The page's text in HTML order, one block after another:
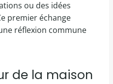
ou des idées
premier échange
réflexion commune
de la maison